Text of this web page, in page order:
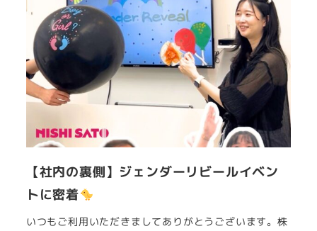
【社内の裏側】ジェンダーリビールイベン
トに密着
いつもご利用いただきましてありがとうございます。株